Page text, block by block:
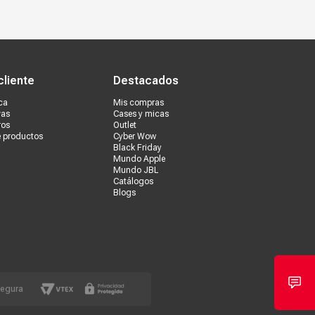
productos
Destacados
Mis compras
Cases y micas
Outlet
Cyber Wow
Black Friday
Mundo Apple
Mundo JBL
Catálogos
Blogs